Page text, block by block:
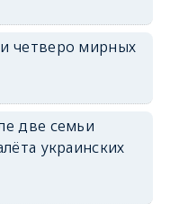
четверо мирных
две семьи
украинских